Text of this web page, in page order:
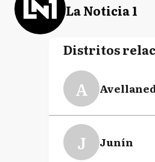
La Noticia 1
Distritos
A
J Junín